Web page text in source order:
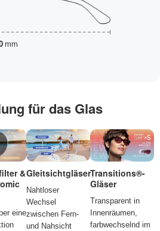
mm
für das Glas
&
eine
Gleitsichtgläser
Nahtloser
Wechsel
zwischen Fern-
und Nahsicht
Transitions®-
Gläser
Transparent in
Innenräumen,
farbwechselnd im